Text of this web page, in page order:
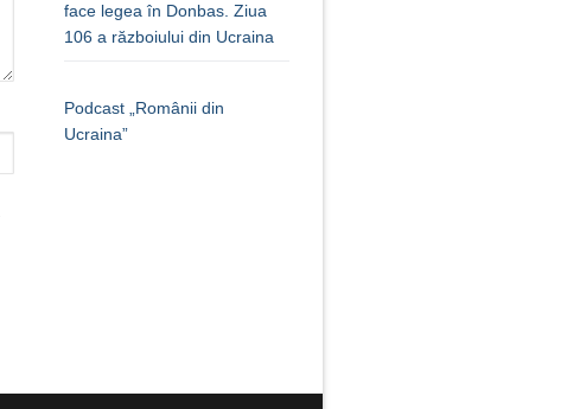
face legea în Donbas. Ziua
106 a războiului din Ucraina
Podcast „Românii din
Ucraina”